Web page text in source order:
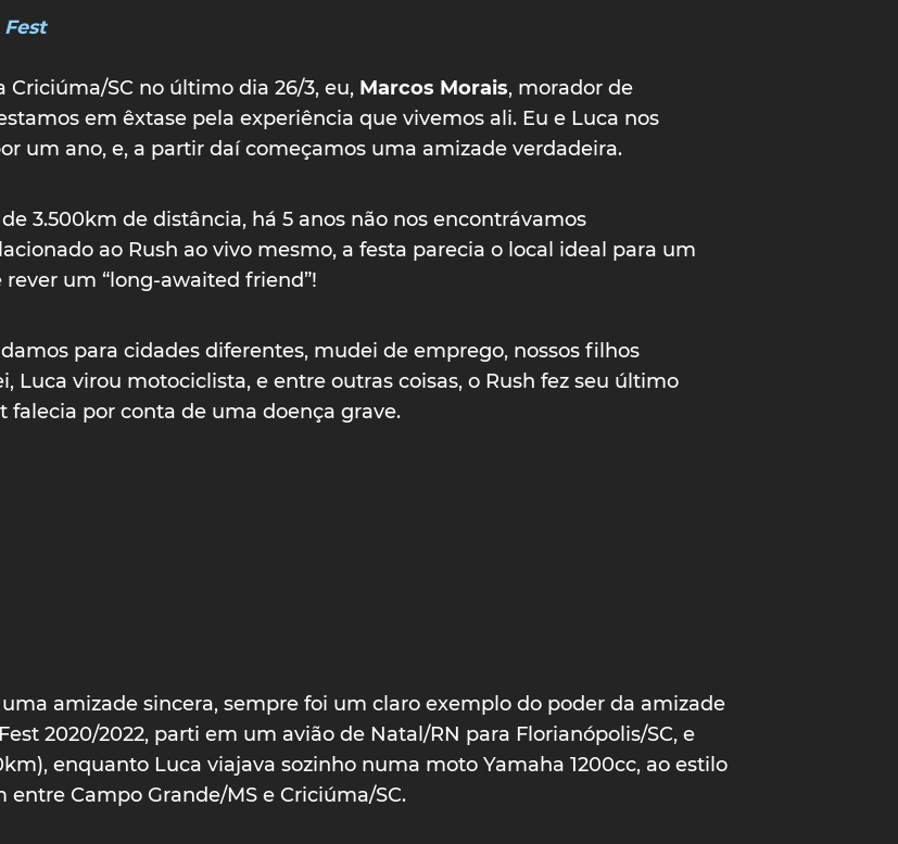
Criciúma/SC no último dia 26/3, eu, Marcos Morais, morador de
em êxtase pela experiência que vivemos ali. Eu e Luca nos
um ano, e, a partir daí começamos uma amizade verdadeira.
3.500km de distância, há 5 anos não nos encontrávamos
ao Rush ao vivo mesmo, a festa parecia o local ideal para um
um “long-awaited friend”!
para cidades diferentes, mudei de emprego, nossos filhos
Luca virou motociclista, e entre outras coisas, o Rush fez seu último
falecia por conta de uma doença grave.
amizade sincera, sempre foi um claro exemplo do poder da amizade
2020/2022, parti em um avião de Natal/RN para Florianópolis/SC, e
enquanto Luca viajava sozinho numa moto Yamaha 1200cc, ao estilo
Campo Grande/MS e Criciúma/SC.